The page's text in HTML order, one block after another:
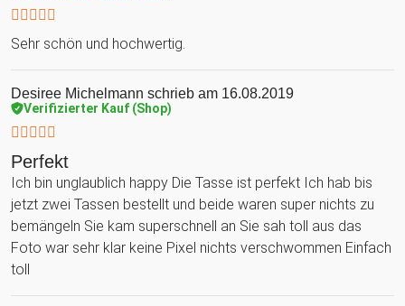
Sehr schön und hochwertig.
Desiree Michelmann schrieb am 16.08.2019
Verifizierter Kauf (Shop)
Perfekt
Ich bin unglaublich happy Die Tasse ist perfekt Ich hab bis
jetzt zwei Tassen bestellt und beide waren super nichts zu
bemängeln Sie kam superschnell an Sie sah toll aus das
Foto war sehr klar keine Pixel nichts verschwommen Einfach
toll